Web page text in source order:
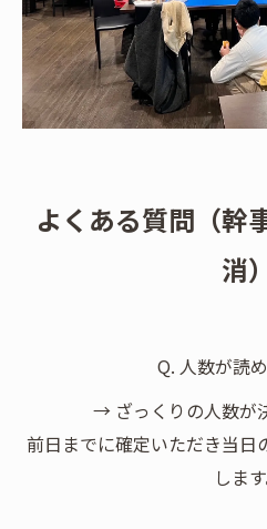
よくある質問（幹
消）
Q. 人数が読
→ ざっくりの人数が
前日までに確定いただき当日
します